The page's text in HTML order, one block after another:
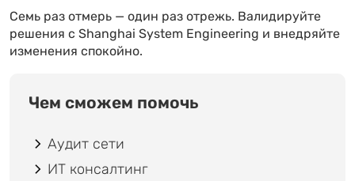
Семь раз отмерь — один раз отрежь. Валидируйте
решения с Shanghai System Engineering и внедряйте
изменения спокойно.
Чем сможем помочь
Аудит сети
ИТ консалтинг